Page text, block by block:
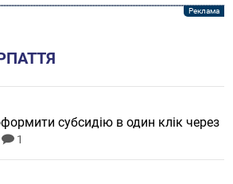
субсидію в один клік через
1